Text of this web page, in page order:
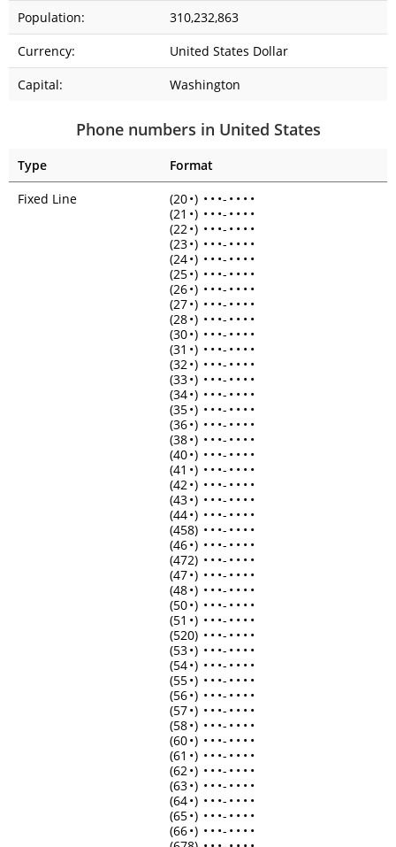
Population:
310,232,863
Currency:
United States Dollar
Capital:
Washington
Phone numbers in United States
Type
Format
Fixed Line
(20•) • • •- • • • •
(21 •) • • •- • • • •
(22•) • • •- • • • •
(23•) • • •- • • • •
(24•) • • •- • • • •
(25•) • • •- • • • •
(26•) • • •- • • • •
(27•) • • •- • • • •
(28•) • • •- • • • •
(30•) • • •- • • • •
(31 •) • • •- • • • •
(32•) • • •- • • • •
(33•) • • •- • • • •
(34•) • • •- • • • •
(35•) • • •- • • • •
(36•) • • •- • • • •
(38•) • • •- • • • •
(40•) • • •- • • • •
(41 •) • • •- • • • •
(42•) • • •- • • • •
(43•) • • •- • • • •
(44•) • • •- • • • •
(458) • • •- • • • •
(46•) • • •- • • • •
(472) • • •- • • • •
(47•) • • •- • • • •
(48•) • • •- • • • •
(50•) • • •- • • • •
(51 •) • • •- • • • •
(520) • • •- • • • •
(53•) • • •- • • • •
(54•) • • •- • • • •
(55•) • • •- • • • •
(56•) • • •- • • • •
(57•) • • •- • • • •
(58•) • • •- • • • •
(60•) • • •- • • • •
(61 •) • • •- • • • •
(62•) • • •- • • • •
(63•) • • •- • • • •
(64•) • • •- • • • •
(65•) • • •- • • • •
(66•) • • •- • • • •